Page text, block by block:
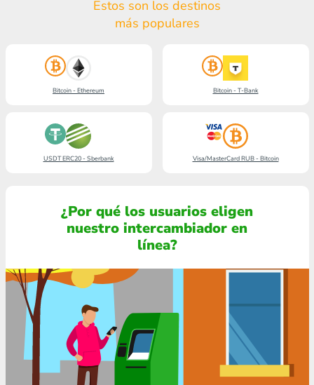
Estos son los destinos
más populares
Bitcoin - Ethereum Bitcoin - T-Bank
USDT ERC20 - Sberbank Visa/MasterCard RUB - Bitcoin
¿Por qué los usuarios eligen
nuestro intercambiador en
línea?